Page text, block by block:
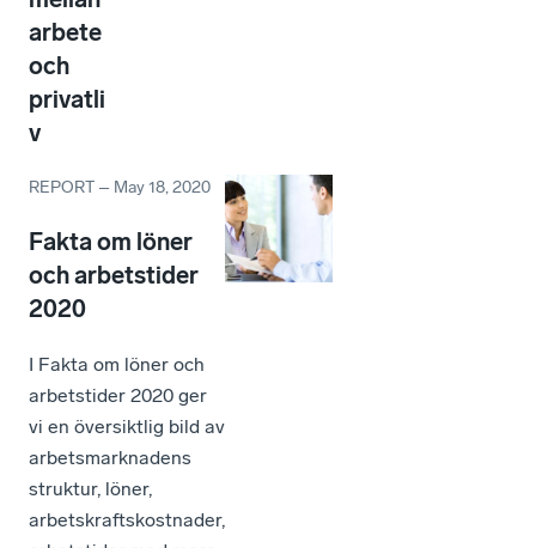
arbete
och
privatli
v
REPORT – May 18, 2020
Fakta om löner
och arbetstider
2020
I Fakta om löner och
arbetstider 2020 ger
vi en översiktlig bild av
arbetsmarknadens
struktur, löner,
arbetskraftskostnader,